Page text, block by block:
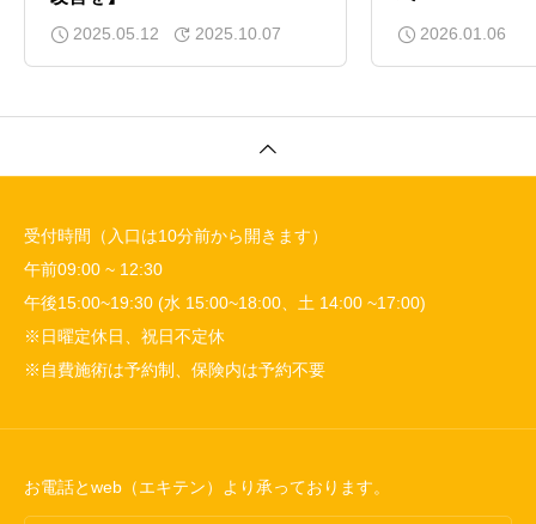
2025.05.12 2025.10.07 2026.01.06
受付時間（入口は10分前から開きます）
午前09:00 ~ 12:30
午後15:00~19:30 (水 15:00~18:00、土 14:00 ~17:00)
※日曜定休日、祝日不定休
※自費施術は予約制、保険内は予約不要
お電話とweb（エキテン）より承っております。